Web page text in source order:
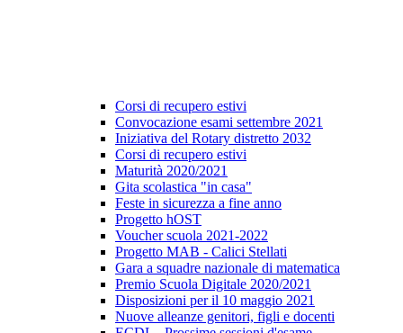
Corsi di recupero estivi
Convocazione esami settembre 2021
Iniziativa del Rotary distretto 2032
Corsi di recupero estivi
Maturità 2020/2021
Gita scolastica "in casa"
Feste in sicurezza a fine anno
Progetto hOST
Voucher scuola 2021-2022
Progetto MAB - Calici Stellati
Gara a squadre nazionale di matematica
Premio Scuola Digitale 2020/2021
Disposizioni per il 10 maggio 2021
Nuove alleanze genitori, figli e docenti